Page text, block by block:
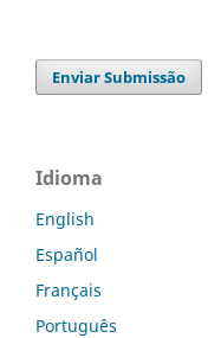
Enviar Submissão
Idioma
English
Español
Français
Português